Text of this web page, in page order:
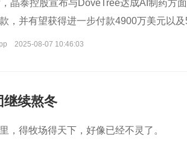
晶泰控股宣布与DoveTree达成AI制药方
，并有望获得进一步付款4900万美元以
2025-08-07 10:46:03
继续熬冬
，得牧场得天下，好像已经不灵了。